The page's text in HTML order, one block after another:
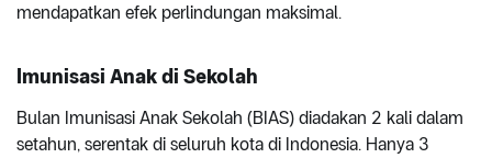
mendapatkan efek perlindungan maksimal.
Imunisasi Anak di Sekolah
Bulan Imunisasi Anak Sekolah (BIAS) diadakan 2 kali dalam
setahun, serentak di seluruh kota di Indonesia. Hanya 3